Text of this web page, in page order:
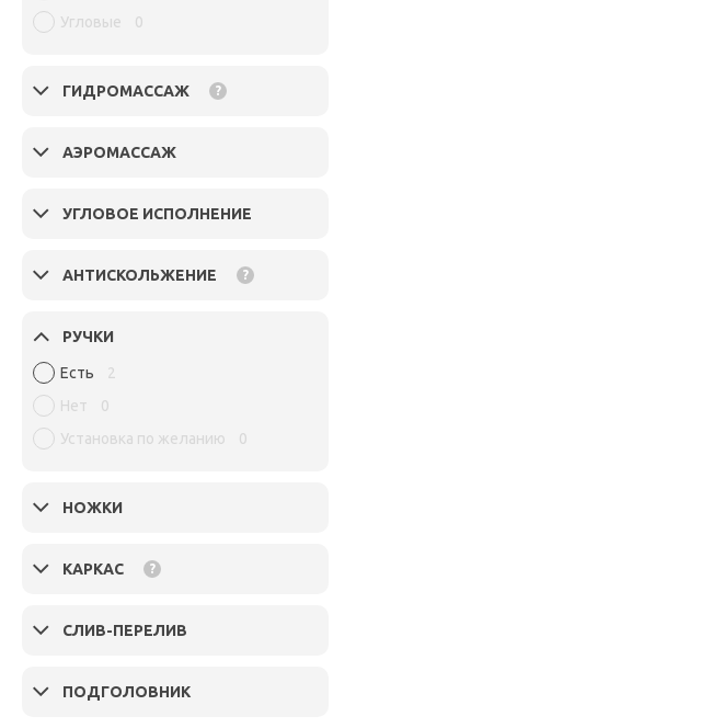
Угловые
0
ГИДРОМАССАЖ ?
АЭРОМАССАЖ
УГЛОВОЕ ИСПОЛНЕНИЕ
АНТИСКОЛЬЖЕНИЕ ?
РУЧКИ
Есть
2
Нет
0
Установка по желанию
0
НОЖКИ
КАРКАС ?
СЛИВ-ПЕРЕЛИВ
ПОДГОЛОВНИК